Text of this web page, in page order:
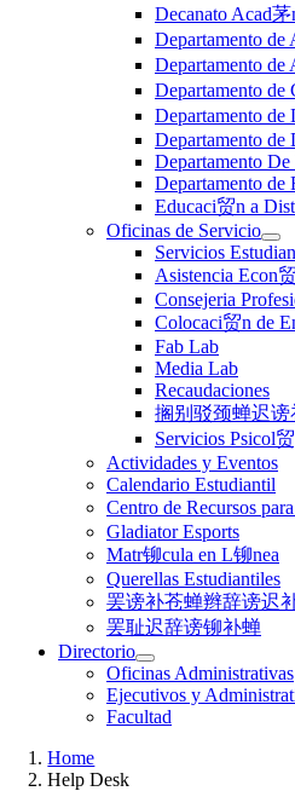
Decanato Acad
Departamento de
Departamento
Departamento de
Departamento
Departamento de
Departamento De
Departamento de
Educaci贸n a
Oficinas de Servicio
Servicios
Asistencia Econ
Consejeria
Colocaci贸n de
Fab Lab
Media Lab
Recaudaciones
搁别驳颈蝉迟
Servicios Psicol
Actividades y Eventos
Calendario Estudiantil
Centro de Recursos
Gladiator Esports
Matr铆cula en L铆nea
Querellas Estudiantiles
罢谤补苍蝉辫辞谤迟
罢耻迟辞谤铆补蝉
Directorio
Oficinas Administrativas
Ejecutivos y
Facultad
Home
Help Desk